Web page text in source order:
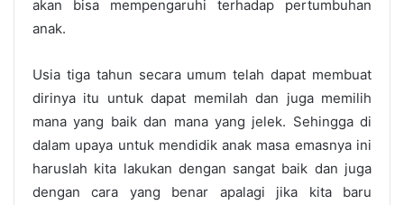
akan bisa mempengaruhi terhadap pertumbuhan
anak.
Usia tiga tahun secara umum telah dapat membuat
dirinya itu untuk dapat memilah dan juga memilih
mana yang baik dan mana yang jelek. Sehingga di
dalam upaya untuk mendidik anak masa emasnya ini
haruslah kita lakukan dengan sangat baik dan juga
dengan cara yang benar apalagi jika kita baru